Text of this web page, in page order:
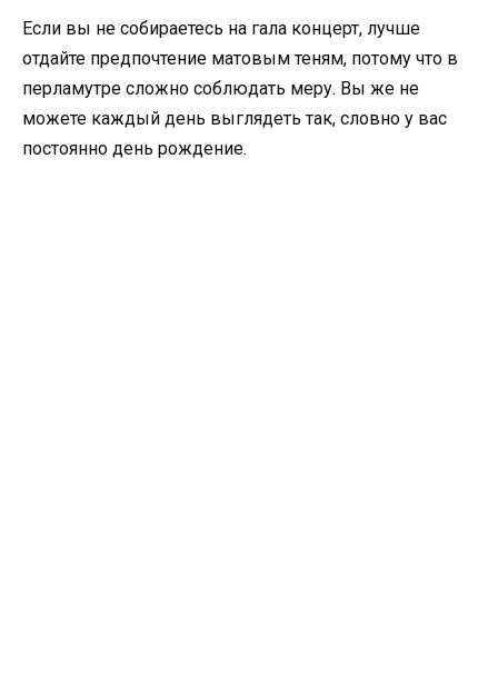
Если вы не собираетесь на гала концерт, лучше
отдайте предпочтение матовым теням, потому что в
перламутре сложно соблюдать меру. Вы же не
можете каждый день выглядеть так, словно у вас
постоянно день рождение.